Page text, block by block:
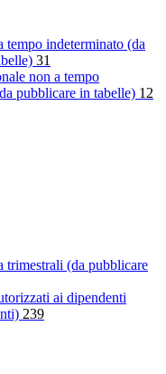
tempo indeterminato (da
31
non a tempo
pubblicare in tabelle) 12
trimestrali (da pubblicare
ai dipendenti
239